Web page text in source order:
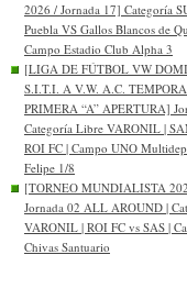
2026 / Jornada 17] Categoría
Puebla VS Gallos Blancos de
Campo Estadio Club Alpha 3
[LIGA DE FÚTBOL VW
S.I.T.I. A V.W. A.C.
PRIMERA “A” APERTURA]
Categoría Libre VARONIL |
ROI FC | Campo UNO
Felipe 1/8
[TORNEO MUNDIALISTA
Jornada 02 ALL AROUND |
VARONIL | ROI FC vs SAS |
Chivas Santuario